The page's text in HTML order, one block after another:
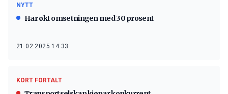
NYTT
Har økt omsetningen med 30 prosent
21.02.2025 14:33
KORT FORTALT